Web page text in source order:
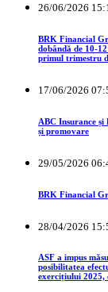
26/06/2026
BRK Financial
dobândă de 10-
primul trimestru
17/06/2026
ABC Insurance
și promovare
29/05/2026
BRK Financial
28/04/2026
ASF a impus
posibilitatea
exercițiului